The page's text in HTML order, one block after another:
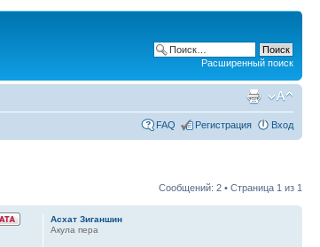
Расширенный поиск
FAQ Регистрация Вход
Сообщений: 2 • Страница 1 из 1
Асхат Зиганшин
Акула пера